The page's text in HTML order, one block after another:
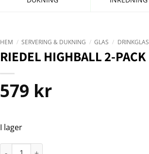
HEM / SERVERING & DUKNING / GLAS / DRINKGLAS
RIEDEL HIGHBALL 2-PACK
579 kr
I lager
Riedel Highball 2-pack mängd